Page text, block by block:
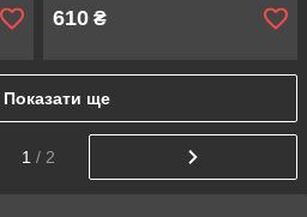
610 ₴
Показати ще
1 / 2